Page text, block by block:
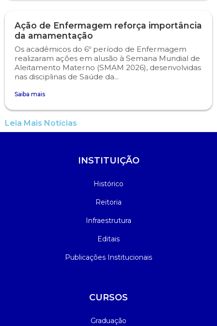
Ação de Enfermagem reforça importância
da amamentação
Os acadêmicos do 6º período de Enfermagem
realizaram ações em alusão à Semana Mundial de
Aleitamento Materno (SMAM 2026), desenvolvidas
nas disciplinas de Saúde da...
Saiba mais
Leia Mais Notícias
INSTITUIÇÃO
Histórico
Reitoria
Infraestrutura
Editais
Publicações Institucionais
CURSOS
Graduação